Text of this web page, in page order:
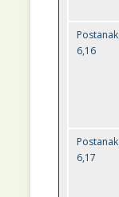
Postanak
6,16
Postanak
6,17